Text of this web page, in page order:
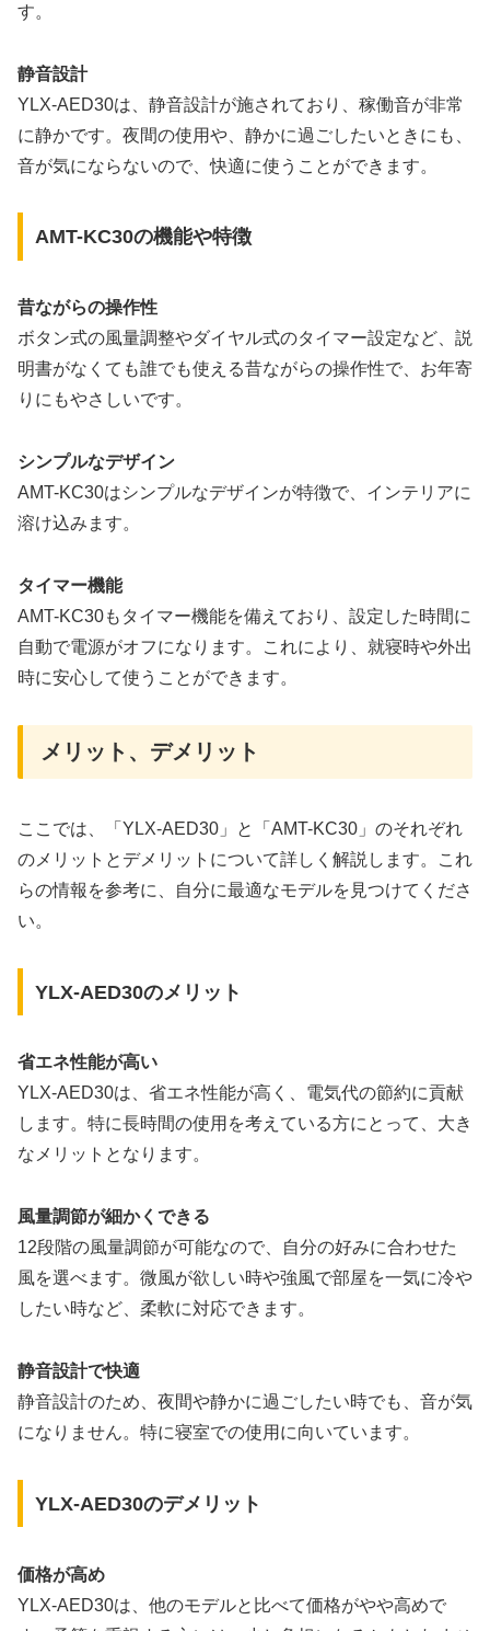
す。
静音設計
YLX-AED30は、静音設計が施されており、稼働音が非常
に静かです。夜間の使用や、静かに過ごしたいときにも、
音が気にならないので、快適に使うことができます。
AMT-KC30の機能や特徴
昔ながらの操作性
ボタン式の風量調整やダイヤル式のタイマー設定など、説
明書がなくても誰でも使える昔ながらの操作性で、お年寄
りにもやさしいです。
シンプルなデザイン
AMT-KC30はシンプルなデザインが特徴で、インテリアに
溶け込みます。
タイマー機能
AMT-KC30もタイマー機能を備えており、設定した時間に
自動で電源がオフになります。これにより、就寝時や外出
時に安心して使うことができます。
メリット、デメリット
ここでは、「YLX-AED30」と「AMT-KC30」のそれぞれ
のメリットとデメリットについて詳しく解説します。これ
らの情報を参考に、自分に最適なモデルを見つけてくださ
い。
YLX-AED30のメリット
省エネ性能が高い
YLX-AED30は、省エネ性能が高く、電気代の節約に貢献
します。特に長時間の使用を考えている方にとって、大き
なメリットとなります。
風量調節が細かくできる
12段階の風量調節が可能なので、自分の好みに合わせた
風を選べます。微風が欲しい時や強風で部屋を一気に冷や
したい時など、柔軟に対応できます。
静音設計で快適
静音設計のため、夜間や静かに過ごしたい時でも、音が気
になりません。特に寝室での使用に向いています。
YLX-AED30のデメリット
価格が高め
YLX-AED30は、他のモデルと比べて価格がやや高めで